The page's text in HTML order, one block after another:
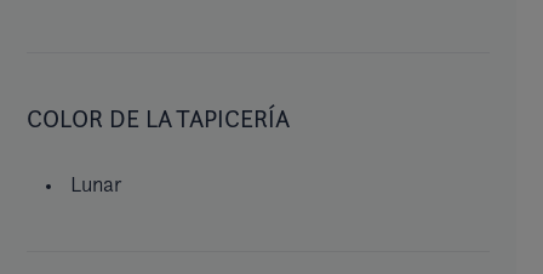
COLOR DE LA TAPICERÍA
Lunar